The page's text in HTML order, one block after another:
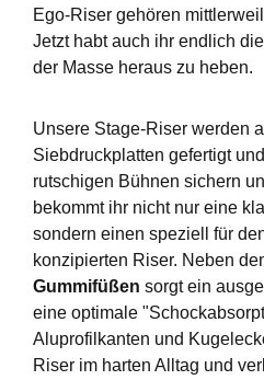
Ego-Riser gehören
Jetzt habt auch ihr endlich
der Masse heraus zu heben.
Unsere Stage-Riser werden
Siebdruckplatten gefertigt
rutschigen Bühnen sichern
bekommt ihr nicht nur eine
sondern einen speziell für
konzipierten Riser. Neben
Gummifüßen sorgt ein
eine optimale
Aluprofilkanten und
Riser im harten Alltag und